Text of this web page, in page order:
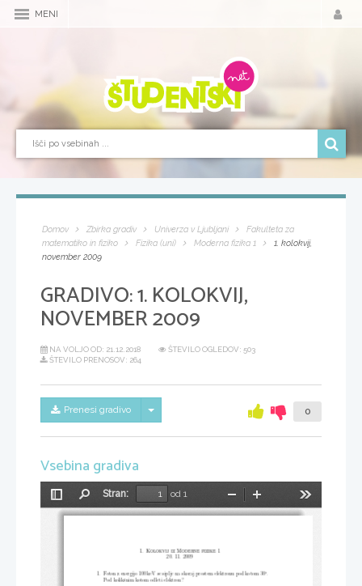
MENI
Domov Zbirka gradiv Univerza v Ljubljani
Fakulteta za
matematiko in fiziko
Fizika (uni) Moderna fizika 1
1. kolokvij,
november 2009
GRADIVO:1. KOLOKVIJ,
NOVEMBER 2009
NA VOLJO OD: 21.12.2018
ŠTEVILO OGLEDOV: 503
ŠTEVILO PRENOSOV: 264
Prenesi gradivo Skrij/prikaži meni 0
Vsebina gradiva
Preklopi
stransko
Stran:
od 1
Pomanjšaj
1. Kolokvij iz Moderne fizike 1
20. 11. 2009
1. Foton z energijo 100 keV se siplje na skoraj prostem elektronu pod kotom 30◦
Pod kolikˇsnim kotom odleti elektron?